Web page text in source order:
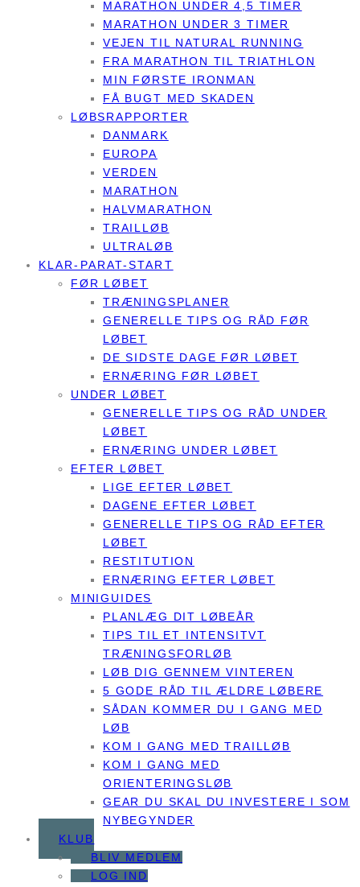
MARATHON UNDER 4,5 TIMER
MARATHON UNDER 3 TIMER
VEJEN TIL NATURAL RUNNING
FRA MARATHON TIL TRIATHLON
MIN FØRSTE IRONMAN
FÅ BUGT MED SKADEN
LØBSRAPPORTER
DANMARK
EUROPA
VERDEN
MARATHON
HALVMARATHON
TRAILLØB
ULTRALØB
KLAR-PARAT-START
FØR LØBET
TRÆNINGSPLANER
GENERELLE TIPS OG RÅD FØR
LØBET
DE SIDSTE DAGE FØR LØBET
ERNÆRING FØR LØBET
UNDER LØBET
GENERELLE TIPS OG RÅD UNDER
LØBET
ERNÆRING UNDER LØBET
EFTER LØBET
LIGE EFTER LØBET
DAGENE EFTER LØBET
GENERELLE TIPS OG RÅD EFTER
LØBET
RESTITUTION
ERNÆRING EFTER LØBET
MINIGUIDES
PLANLÆG DIT LØBEÅR
TIPS TIL ET INTENSITVT
TRÆNINGSFORLØB
LØB DIG GENNEM VINTEREN
5 GODE RÅD TIL ÆLDRE LØBERE
SÅDAN KOMMER DU I GANG MED
LØB
KOM I GANG MED TRAILLØB
KOM I GANG MED
ORIENTERINGSLØB
GEAR DU SKAL DU INVESTERE I SOM
NYBEGYNDER
KLUB
BLIV MEDLEM
LOG IND